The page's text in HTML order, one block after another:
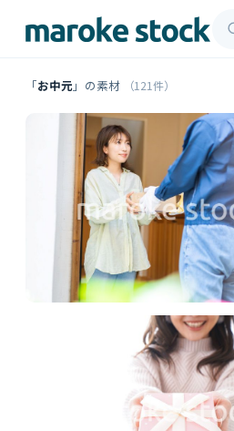
「お中元」の素材 （121件）